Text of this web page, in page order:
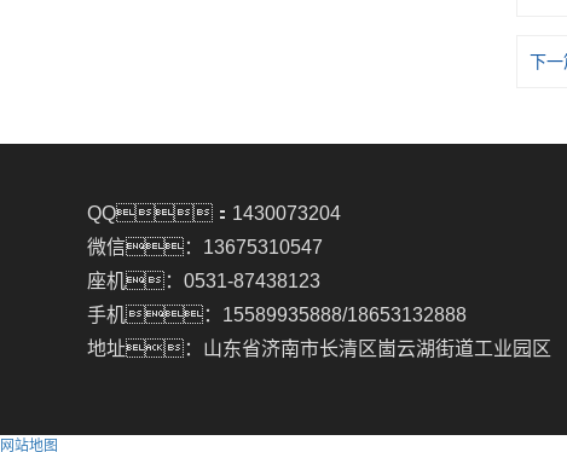
下
QQ：1430073204
微信：13675310547
座机：0531-87438123
手机：15589935888/18653132888
地址：山东省济南市长清区崮云湖街道工业园区
网站地图